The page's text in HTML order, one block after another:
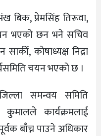
बिक, प्रेमसिंह तिरूवा,
भएको छन भने सचिव
काेषाध्यक्ष निद्रा
चयन भएको छ ।
समन्वय समिति
कार्यक्रमलाई
बाँच्न पाउने अधिकार